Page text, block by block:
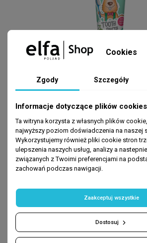
Elephant 50ml
5,49 zł DODAJ DO
Wróć do góry
Zapisz się
-10% na pierwsze
podaj swój e-mail:
Cookies
Zgody Szczegóły
Informacje dotyczące plików cookies
Ta witryna korzysta z własnych plików
najwyższy poziom doświadczenia na naszej
Wykorzystujemy również pliki cookie stron
ulepszenia naszych usług, analizy a
związanych z Twoimi preferencjami na
zachowań podczas nawigacji.
Dostosuj
Zaakceptuj wszystkie